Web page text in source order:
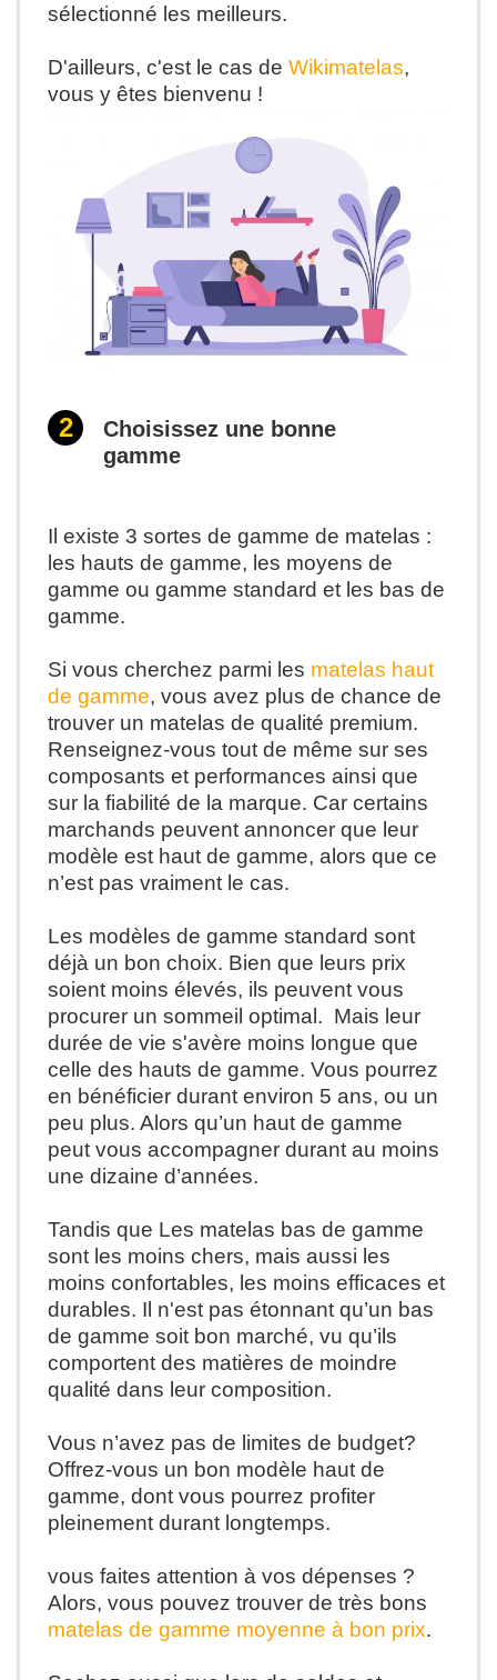
sélectionné les meilleurs.
D'ailleurs, c'est le cas de Wikimatelas,
vous y êtes bienvenu !
Choisissez une bonne
gamme
Il existe 3 sortes de gamme de matelas :
les hauts de gamme, les moyens de
gamme ou gamme standard et les bas de
gamme.
Si vous cherchez parmi les matelas haut
de gamme, vous avez plus de chance de
trouver un matelas de qualité premium.
Renseignez-vous tout de même sur ses
composants et performances ainsi que
sur la fiabilité de la marque. Car certains
marchands peuvent annoncer que leur
modèle est haut de gamme, alors que ce
n’est pas vraiment le cas.
Les modèles de gamme standard sont
déjà un bon choix. Bien que leurs prix
soient moins élevés, ils peuvent vous
procurer un sommeil optimal. Mais leur
durée de vie s'avère moins longue que
celle des hauts de gamme. Vous pourrez
en bénéficier durant environ 5 ans, ou un
peu plus. Alors qu’un haut de gamme
peut vous accompagner durant au moins
une dizaine d’années.
Tandis que Les matelas bas de gamme
sont les moins chers, mais aussi les
moins confortables, les moins efficaces et
durables. Il n'est pas étonnant qu’un bas
de gamme soit bon marché, vu qu’ils
comportent des matières de moindre
qualité dans leur composition.
Vous n’avez pas de limites de budget?
Offrez-vous un bon modèle haut de
gamme, dont vous pourrez profiter
pleinement durant longtemps.
vous faites attention à vos dépenses ?
Alors, vous pouvez trouver de très bons
matelas de gamme moyenne à bon prix.